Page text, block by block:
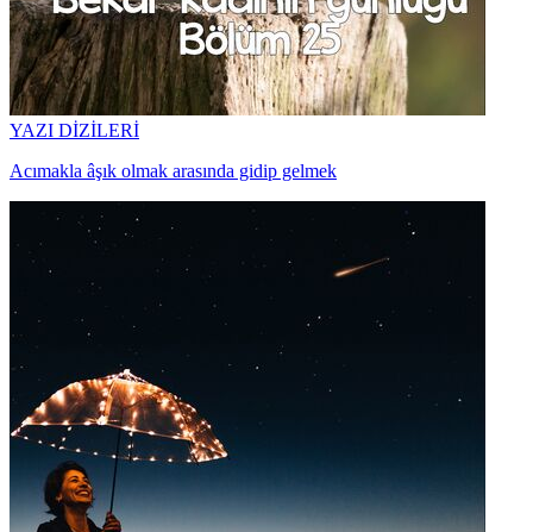
YAZI DİZİLERİ
Acımakla âşık olmak arasında gidip gelmek